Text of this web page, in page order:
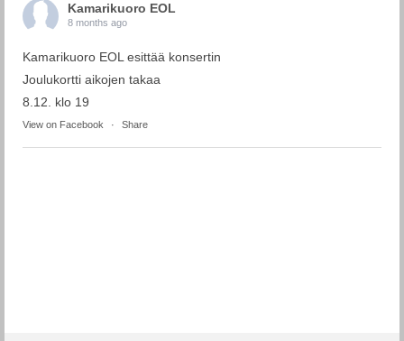
Kamarikuoro EOL
8 months ago
Kamarikuoro EOL esittää konsertin
Joulukortti aikojen takaa
8.12. klo 19
View on Facebook · Share